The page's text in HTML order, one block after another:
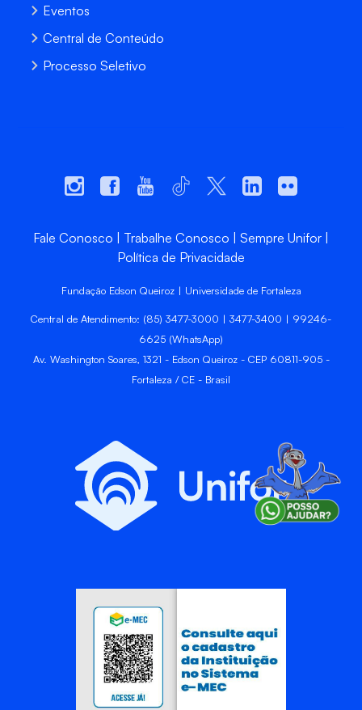
Eventos
Central de Conteúdo
Processo Seletivo
Fale Conosco Trabalhe Conosco
Sempre Unifor
Política de Privacidade
Fundação Edson Queiroz | Universidade de Fortaleza
Central de Atendimento: (85) 3477-3000 | 3477-3400 | 99246-
6625 (WhatsApp)
Av. Washington Soares, 1321 - Edson Queiroz - CEP 60811-905 -
Fortaleza / CE - Brasil